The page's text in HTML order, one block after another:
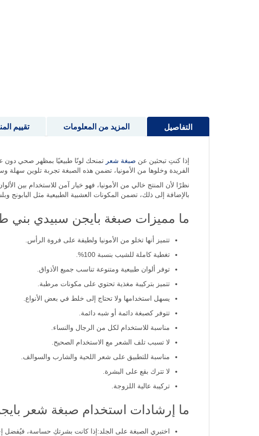
التفاصيل
إذا كنتِ تبحثين عن صبغة شعر تمنحك لونًا طبيعيًا بمظهر صحي دون
الفريدة وخلوها من الأمونيا، تضمن هذه الصبغة تجربة تلوين سهلة
نظرًا لأن المنتج خالي من الأمونيا، فهو خيار آمن للاستخدام بين
بالإضافة إلى ذلك، تضمن المكونات العشبية الطبيعية مثل
ما مميزات صبغة بايجن سبيدي بني
تتميز أنها تخلو من الأمونيا ولطيفة على فروة الرأس.
تغطية كاملة للشيب بنسبة 100%.
توفر ألوان طبيعية ومتنوعة تناسب جميع الأذواق.
تتميز بتركيبة مغذية تحتوي على مكونات مرطبة.
يسهل استخدامها ولا تحتاج إلى خلط في بعض الأنواع.
تتوفر كصبغة دائمة أو شبه دائمة.
مناسبة للاستخدام لكل من الرجال والنساء.
لا تسبب تلف الشعر مع الاستخدام الصحيح.
مناسبة للتطبيق على شعر اللحية والشارب والسوالف.
لا تترك بقع على البشرة.
تركيبة عالية اللزوجة.
ما إرشادات استخدام صبغة شعر
اختبري الصبغة على الجلد:إذا كانت بشرتكِ حساسة، فيُفضل
المزيد من المعلومات تقييم